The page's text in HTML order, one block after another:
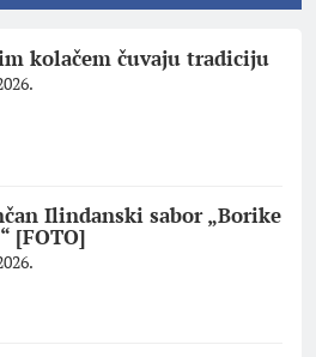
kolačem čuvaju tradiciju
Ilindanski sabor „Borike
[FOTO]